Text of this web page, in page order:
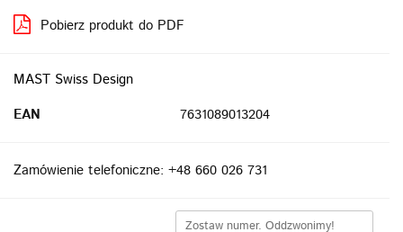
Pobierz produkt do PDF
MAST Swiss Design
EAN
7631089013204
Zamówienie telefoniczne: +48 660 026 731